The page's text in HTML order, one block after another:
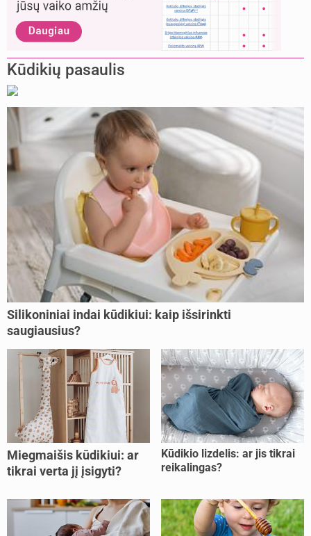
Kūdikių pasaulis
Silikoniniai indai kūdikiui: kaip išsirinkti
saugiausius?
Miegmaišis kūdikiui: ar
tikrai verta jį įsigyti?
Kūdikio lizdelis: ar jis tikrai
reikalingas?